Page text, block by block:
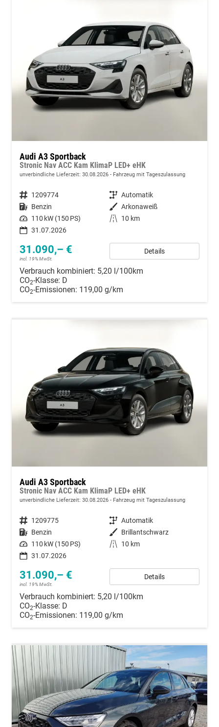
Audi A3 Sportback
Stronic Nav ACC Kam KlimaP LED+ eHK
unverbindliche Lieferzeit: 30.08.2026 Fahrzeug mit Tageszulassung
Fahrzeugnummer 1209774 Getriebe Automatik
Kraftstoff Benzin Außenfarbe Arkonaweiß
Leistung 110 kW (150 PS) Kilometerstand
10 km
31.07.2026
31.090,– €
incl. 19% MwSt.
Details
Verbrauch kombiniert: 5,20 l/100km
CO2-Klasse: D
CO2-Emissionen: 119,00 g/km
Audi A3 Sportback
Stronic Nav ACC Kam KlimaP LED+ eHK
unverbindliche Lieferzeit: 30.08.2026 Fahrzeug mit Tageszulassung
Fahrzeugnummer 1209775 Getriebe Automatik
Kraftstoff Benzin Außenfarbe Brillantschwarz
Leistung 110 kW (150 PS) Kilometerstand
10 km
31.07.2026
31.090,– €
incl. 19% MwSt.
Details
Verbrauch kombiniert: 5,20 l/100km
CO2-Klasse: D
CO2-Emissionen: 119,00 g/km